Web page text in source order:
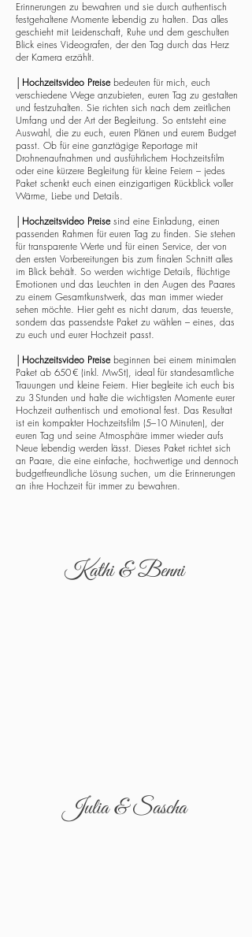
Erinnerungen zu bewahren und sie durch authentisch
festgehaltene Momente lebendig zu halten. Das alles
geschieht mit Leidenschaft, Ruhe und dem geschulten
Blick eines Videografen, der den Tag durch das Herz
der Kamera erzählt.
Hochzeitsvideo Preisebedeuten für mich, euch
verschiedene Wege anzubieten, euren Tag zu gestalten
und festzuhalten. Sie richten sich nach dem zeitlichen
Umfang und der Art der Begleitung. So entsteht eine
Auswahl, die zu euch, euren Plänen und eurem Budget
passt. Ob für eine ganztägige Reportage mit
Drohnenaufnahmen und ausführlichem Hochzeitsfilm
oder eine kürzere Begleitung für kleine Feiern – jedes
Paket schenkt euch einen einzigartigen Rückblick voller
Wärme, Liebe und Details.
Hochzeitsvideo Preisesind eine Einladung, einen
passenden Rahmen für euren Tag zu finden. Sie stehen
für transparente Werte und für einen Service, der von
den ersten Vorbereitungen bis zum finalen Schnitt alles
im Blick behält. So werden wichtige Details, flüchtige
Emotionen und das Leuchten in den Augen des Paares
zu einem Gesamtkunstwerk, das man immer wieder
sehen möchte. Hier geht es nicht darum, das teuerste,
sondern das passendste Paket zu wählen – eines, das
zu euch und eurer Hochzeit passt.
Hochzeitsvideo Preisebeginnen bei einem minimalen
Paket ab 650 € (inkl. MwSt), ideal für standesamtliche
Trauungen und kleine Feiern. Hier begleite ich euch bis
zu 3 Stunden und halte die wichtigsten Momente eurer
Hochzeit authentisch und emotional fest. Das Resultat
ist ein kompakter Hochzeitsfilm (5–10 Minuten), der
euren Tag und seine Atmosphäre immer wieder aufs
Neue lebendig werden lässt. Dieses Paket richtet sich
an Paare, die eine einfache, hochwertige und dennoch
budgetfreundliche Lösung suchen, um die Erinnerungen
an ihre Hochzeit für immer zu bewahren.
Kathi & Benni
Julia & Sascha